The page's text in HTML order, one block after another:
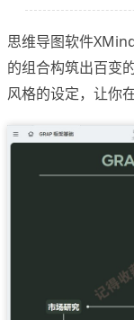
思维导图软件
的组合构筑出百变
风格的设定，让你